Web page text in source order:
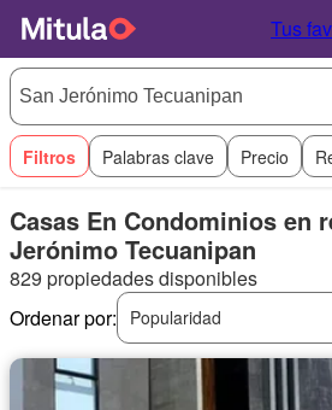
Tus
Filtros Palabras clave Precio
Casas En Condominios en
Jerónimo Tecuanipan
829 propiedades disponibles
Ordenar por:
Popularidad